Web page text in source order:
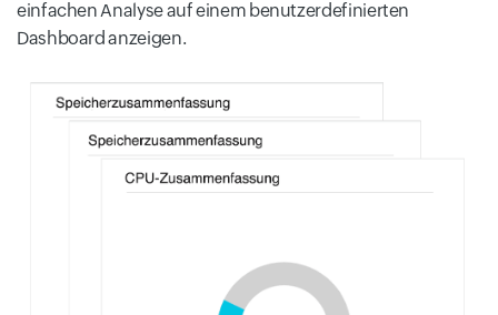
einfachen Analyse auf einem benutzerdefinierten
Dashboard anzeigen.